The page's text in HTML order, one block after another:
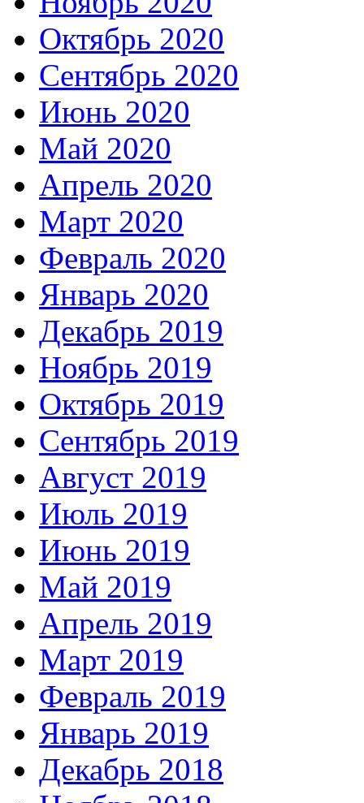
Октябрь 2020
Сентябрь 2020
Июнь 2020
Май 2020
Апрель 2020
Март 2020
Февраль 2020
Январь 2020
Декабрь 2019
Ноябрь 2019
Октябрь 2019
Сентябрь 2019
Август 2019
Июль 2019
Июнь 2019
Май 2019
Апрель 2019
Март 2019
Февраль 2019
Январь 2019
Декабрь 2018